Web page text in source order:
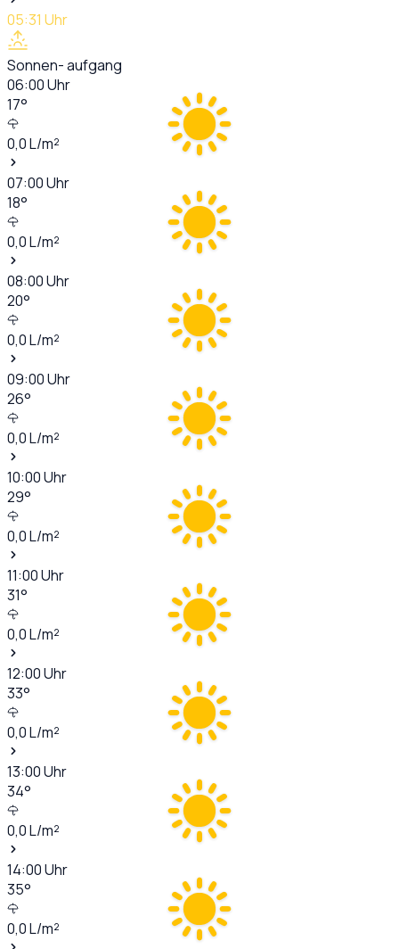
05:31 Uhr
Sonnen- aufgang
06:00Uhr
17°
0,0L/m²
07:00Uhr
18°
0,0L/m²
08:00Uhr
20°
0,0L/m²
09:00Uhr
26°
0,0L/m²
10:00Uhr
29°
0,0L/m²
11:00Uhr
31°
0,0L/m²
12:00Uhr
33°
0,0L/m²
13:00Uhr
34°
0,0L/m²
14:00Uhr
35°
0,0L/m²